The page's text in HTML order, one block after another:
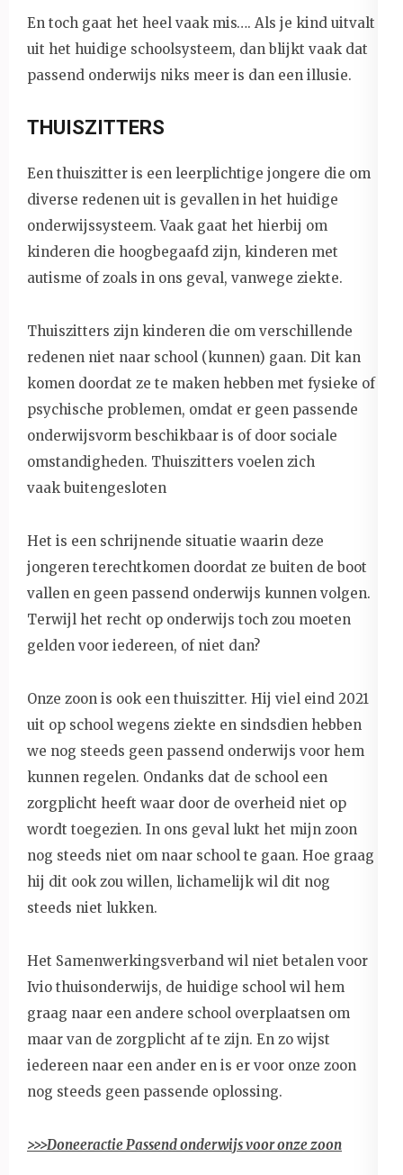
En toch gaat het heel vaak mis…. Als je kind uitvalt
uit het huidige schoolsysteem, dan blijkt vaak dat
passend onderwijs niks meer is dan een illusie.
THUISZITTERS
Een thuiszitter is een leerplichtige jongere die om
diverse redenen uit is gevallen in het huidige
onderwijssysteem. Vaak gaat het hierbij om
kinderen die hoogbegaafd zijn, kinderen met
autisme of zoals in ons geval, vanwege ziekte.
Thuiszitters zijn kinderen die om verschillende
redenen niet naar school (kunnen) gaan. Dit kan
komen doordat ze te maken hebben met fysieke of
psychische problemen, omdat er geen passende
onderwijsvorm beschikbaar is of door sociale
omstandigheden. Thuiszitters voelen zich
vaak buitengesloten
Het is een schrijnende situatie waarin deze
jongeren terechtkomen doordat ze buiten de boot
vallen en geen passend onderwijs kunnen volgen.
Terwijl het recht op onderwijs toch zou moeten
gelden voor iedereen, of niet dan?
Onze zoon is ook een thuiszitter. Hij viel eind 2021
uit op school wegens ziekte en sindsdien hebben
we nog steeds geen passend onderwijs voor hem
kunnen regelen. Ondanks dat de school een
zorgplicht heeft waar door de overheid niet op
wordt toegezien. In ons geval lukt het mijn zoon
nog steeds niet om naar school te gaan. Hoe graag
hij dit ook zou willen, lichamelijk wil dit nog
steeds niet lukken.
Het Samenwerkingsverband wil niet betalen voor
Ivio thuisonderwijs, de huidige school wil hem
graag naar een andere school overplaatsen om
maar van de zorgplicht af te zijn. En zo wijst
iedereen naar een ander en is er voor onze zoon
nog steeds geen passende oplossing.
>>>Doneeractie Passend onderwijs voor onze zoon